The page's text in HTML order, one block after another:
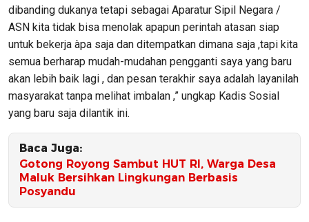
dibanding dukanya tetapi sebagai Aparatur Sipil Negara /
ASN kita tidak bisa menolak apapun perintah atasan siap
untuk bekerja àpa saja dan ditempatkan dimana saja ,tapi kita
semua berharap mudah-mudahan pengganti saya yang baru
akan lebih baik lagi , dan pesan terakhir saya adalah layanilah
masyarakat tanpa melihat imbalan ,” ungkap Kadis Sosial
yang baru saja dilantik ini.
Baca Juga:
Gotong Royong Sambut HUT RI, Warga Desa
Maluk Bersihkan Lingkungan Berbasis
Posyandu